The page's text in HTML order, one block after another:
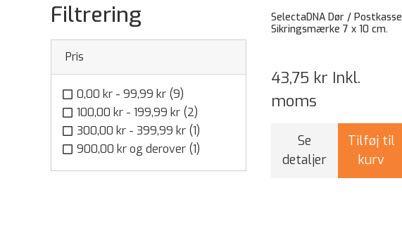
Filtrering
Pris
0,00 kr - 99,99 kr (9)
100,00 kr - 199,99 kr (2)
300,00 kr - 399,99 kr (1)
900,00 krog derover (1)
SelectaDNA Dør / Postkasse
Sikringsmærke 7 x 10 cm.
43,75 kr Inkl.
moms
Se
detaljer
Tilføj til
kurv